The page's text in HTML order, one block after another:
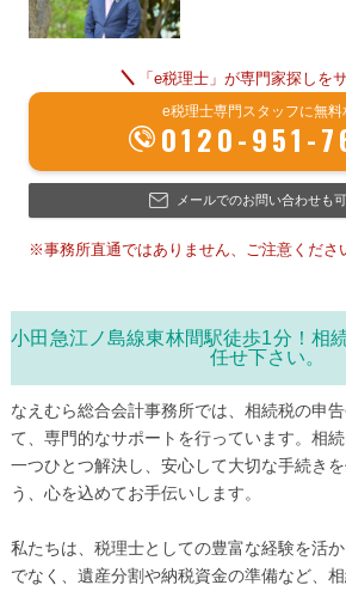
「e税理士」が専門家探しを
e税理士専門スタッフに無料
0120-951-
メールでのお問い合わせも
※事務所直通ではありません、ご注意くださ
小田急江ノ島線東林間駅徒歩1分！相
任せ下さい。
なえむら総合会計事務所では、相続税の申
て、専門的なサポートを行っています。相
一つひとつ解決し、安心して大切な手続き
う、心を込めてお手伝いします。
私たちは、税理士としての豊富な経験を活
でなく、遺産分割や納税資金の準備など、